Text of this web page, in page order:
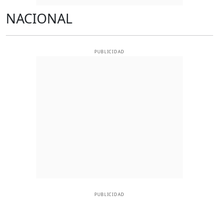
NACIONAL
PUBLICIDAD
PUBLICIDAD